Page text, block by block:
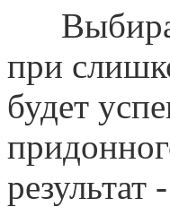
Выбирая
при
будет